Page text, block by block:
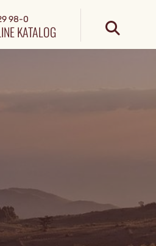
98-0
KATALOG